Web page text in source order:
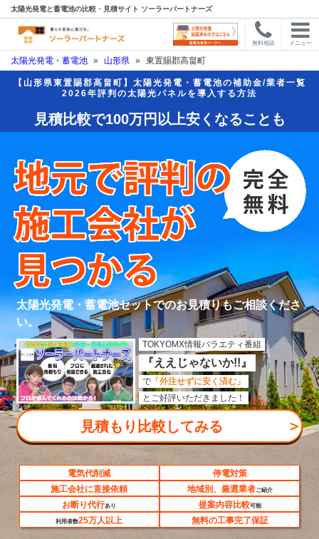
太陽光発電と蓄電池の比較・見積サイト ソーラーパートナーズ
無料相談 メニュー
太陽光発電・蓄電池 » 山形県 » 東置賜郡高畠町
【山形県東置賜郡高畠町】太陽光発電・蓄電池の補助金/業者一覧
2026年評判の太陽光パネルを導入する方法
見積比較で100万円以上安くなることも
太陽光発電・蓄電池セットでのお見積りもご相談くださ
い。
TOKYOMX情報バラエティ番組
『ええじゃないか!!』
で 「外注せずに安く済む」
とご好評いただきました！
見積もり比較してみる ＞
電気代削減
停電対策
施工会社に直接依頼
地域別、厳選業者ご紹介
お断り代行あり 提案内容比較可能
利用者数25万人以上 無料の工事完了保証